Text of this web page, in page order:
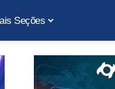
Seções